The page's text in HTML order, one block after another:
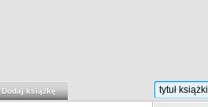
Dodaj książkę